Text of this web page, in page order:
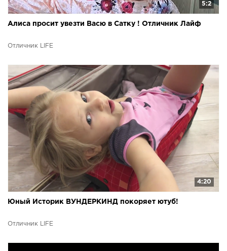
5:2
Алиса просит увезти Васю в Сатку ! Отличник Лайф
Отличник LIFE
4:20
Юный Историк ВУНДЕРКИНД покоряет ютуб!
Отличник LIFE